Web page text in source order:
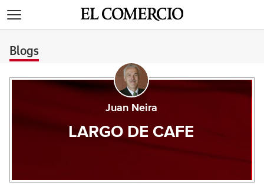
Blogs
Juan Neira
LARGO DE CAFE